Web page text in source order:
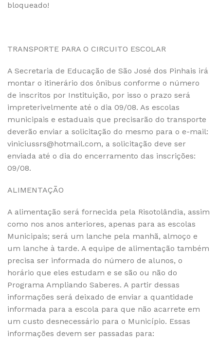
bloqueado!
TRANSPORTE PARA O CIRCUITO ESCOLAR
A Secretaria de Educação de São José dos Pinhais irá
montar o itinerário dos ônibus conforme o número
de inscritos por Instituição, por isso o prazo será
impreterivelmente até o dia 09/08. As escolas
municipais e estaduais que precisarão do transporte
deverão enviar a solicitação do mesmo para o e-mail:
viniciussrs@hotmail.com, a solicitação deve ser
enviada até o dia do encerramento das inscrições:
09/08.
ALIMENTAÇÃO
A alimentação será fornecida pela Risotolândia, assim
como nos anos anteriores, apenas para as escolas
Municipais; será um lanche pela manhã, almoço e
um lanche à tarde. A equipe de alimentação também
precisa ser informada do número de alunos, o
horário que eles estudam e se são ou não do
Programa Ampliando Saberes. A partir dessas
informações será deixado de enviar a quantidade
informada para a escola para que não acarrete em
um custo desnecessário para o Município. Essas
informações devem ser passadas para: